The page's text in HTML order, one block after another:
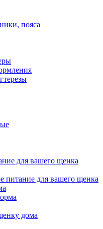
пояса
для вашего щенка
питание для вашего щенка
дома